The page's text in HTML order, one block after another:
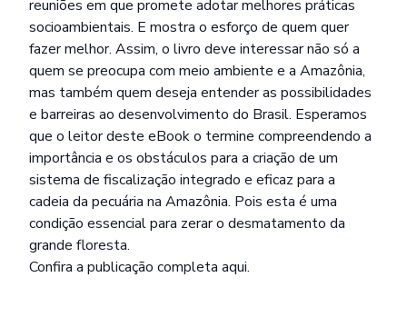
reuniões em que promete adotar melhores práticas
socioambientais. E mostra o esforço de quem quer
fazer melhor. Assim, o livro deve interessar não só a
quem se preocupa com meio ambiente e a Amazônia,
mas também quem deseja entender as possibilidades
e barreiras ao desenvolvimento do Brasil. Esperamos
que o leitor deste eBook o termine compreendendo a
importância e os obstáculos para a criação de um
sistema de fiscalização integrado e eficaz para a
cadeia da pecuária na Amazônia. Pois esta é uma
condição essencial para zerar o desmatamento da
grande floresta.
Confira a publicação completa aqui.